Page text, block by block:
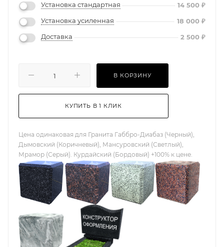
Установка стандартная
14 500 ₽
Установка усиленная
18 000 ₽
Доставка
2 500 ₽
В КОРЗИНУ
КУПИТЬ В 1 КЛИК
Цена одинаковая для Гранита Габбро-Диабаз (Черный),
Дымовский (Коричневый), Мансуровский (Светлый),
Мрамор (Серый). Курдайский (Бордовый) +100% к цене.